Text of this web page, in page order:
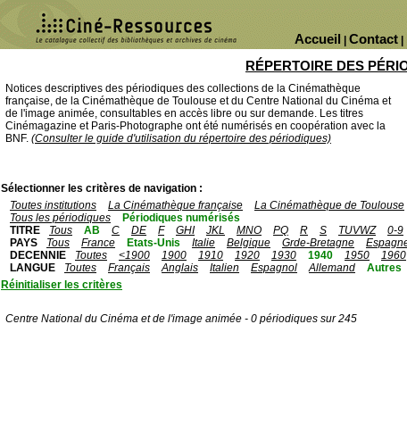
Contact
Accueil
RÉPERTOIRE DES
Notices descriptives des périodiques des collections de la Cinémathèque
française, de la Cinémathèque de Toulouse et du Centre National du Cinéma et
de l'image animée, consultables en accès libre ou sur demande. Les titres
Cinémagazine et Paris-Photographe ont été numérisés en coopération avec la
BNF. (Consulter le guide d'utilisation du répertoire des périodiques)
Sélectionner les critères de navigation :
Toutes institutions
La Cinémathèque française La Cinémathèque de Toulouse
Tous les périodiques
Périodiques numérisés
TITRE
Tous AB C DE F GHI JKL MNO PQ R S TUVWZ
0-9
PAYS
Tous France Etats-Unis Italie Belgique Grde-Bretagne
DECENNIE
Toutes <1900 1900 1910 1920 1930 1940 1950 1960
LANGUE
Toutes Français Anglais Italien Espagnol Allemand
Autres
Réinitialiser les critères
Centre National du Cinéma et de l'image animée - 0 périodiques sur 245